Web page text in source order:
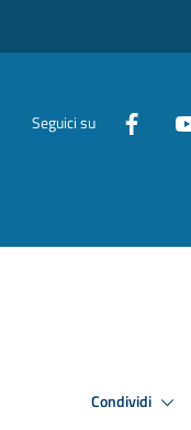
Seguici su
Condividi